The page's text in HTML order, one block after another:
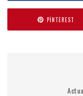
PINTEREST